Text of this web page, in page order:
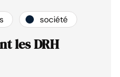
société
les DRH